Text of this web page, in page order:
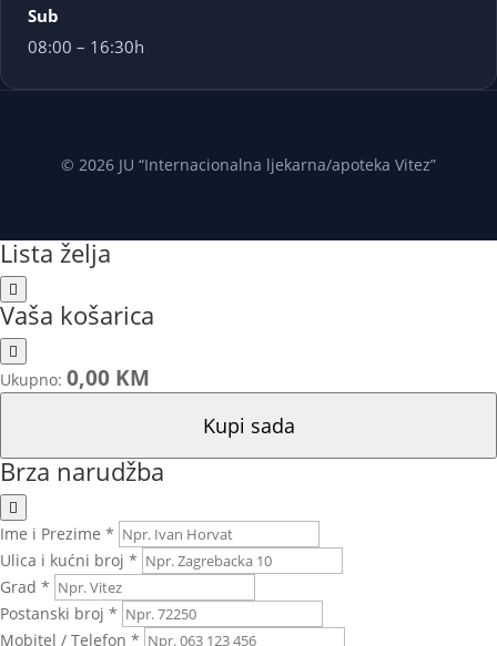
Sub
08:00 – 16:30h
© 2026 JU “Internacionalna ljekarna/apoteka Vitez”
Lista želja
Vaša košarica
Ukupno: 0,00 KM
Kupi sada
Brza narudžba
Ime i Prezime *
Ulica i kućni broj *
Grad *
Postanski broj *
Mobitel / Telefon *